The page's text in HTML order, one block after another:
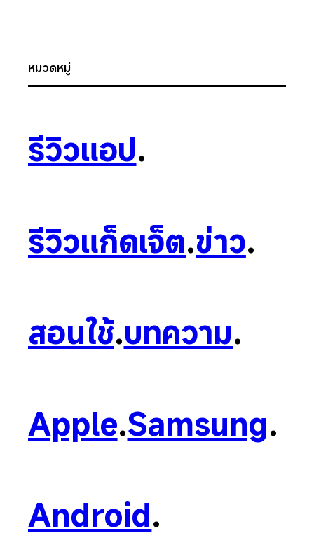
หมวดหมู่
รีวิวแอป.
รีวิวแก็ดเจ็ต.ข่าว.
สอนใช้.บทความ.
Apple.Samsung.
Android.